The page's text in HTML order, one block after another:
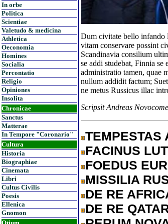
In orbe
Politica
Scientiae
Valetudo & medicina
Athletica
Oeconomia
Homines
Socialia
Percontatio
Religio
Opiniones
Insolita
Chronicae
Sanctus
Matterae
In Tempore "Coronario"
Cultura
Historia
Biographiae
Cinemata
Libri
Cultus Civilis
Poesis
Ellenica
Gnomon
Dum civitate bello infando
vitam conservare possint
Scandinavia consilium
se addi studebat, Finnia se
administratio tamen, quae
nullum addidit factum;
ne metus Russicus illac
Scripsit Andreas
TEMPESTAS
FACINUS
FOEDUS
MISSILIA
DE RE
DE RE